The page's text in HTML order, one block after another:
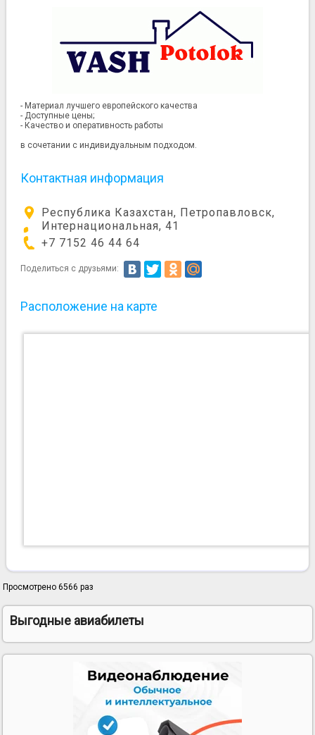
- Материал лучшего европейского качества
- Доступные цены;
- Качество и оперативность работы
в сочетании с индивидуальным подходом.
Контактная информация
Республика Казахстан, Петропавловск,
Интернациональная, 41
+7 7152 46 44 64
Поделиться с друзьями:
Расположение на карте
Просмотрено 6566 раз
Выгодные авиабилеты